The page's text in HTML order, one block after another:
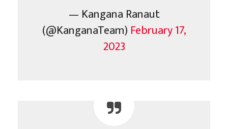
— Kangana Ranaut
(@KanganaTeam) February 17,
2023